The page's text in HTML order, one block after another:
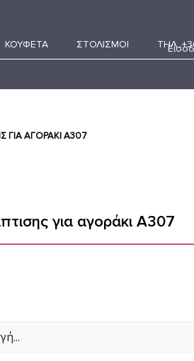
ΚΟΥΦΕΤΑ ΣΤΟΛΙΣΜΟΙ ΤΗΛ.
ΑΓΟΡΆΚΙ Α307
για αγοράκι Α307